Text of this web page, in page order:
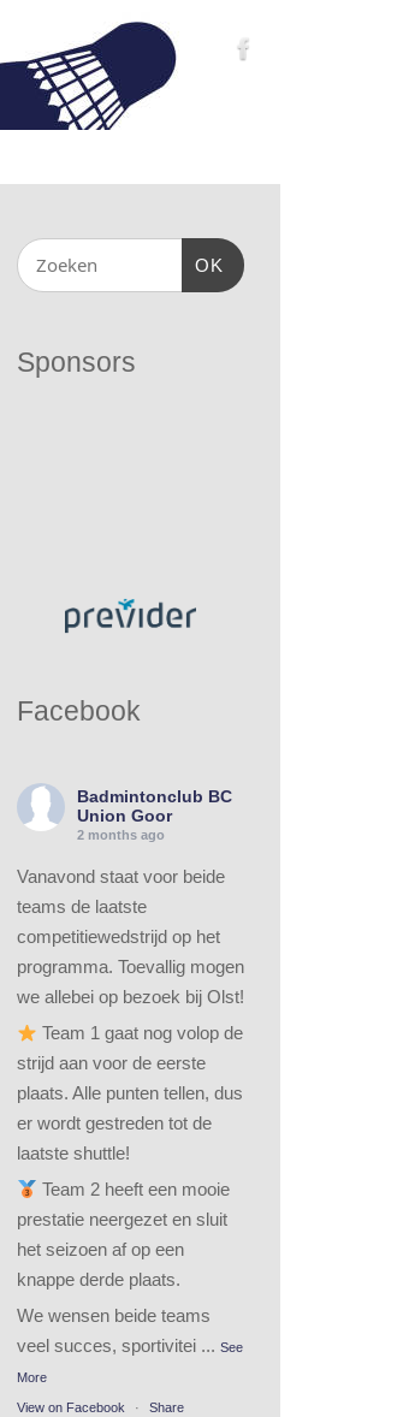
OK
Sponsors
Facebook
Badmintonclub BC
Union Goor
2 months ago
Vanavond staat voor beide
teams de laatste
competitiewedstrijd op het
programma. Toevallig mogen
we allebei op bezoek bij Olst!
Team 1 gaat nog volop de
strijd aan voor de eerste
plaats. Alle punten tellen, dus
er wordt gestreden tot de
laatste shuttle!
Team 2 heeft een mooie
prestatie neergezet en sluit
het seizoen af op een
knappe derde plaats.
We wensen beide teams
veel succes, sportivitei ... See
More
View on Facebook · Share